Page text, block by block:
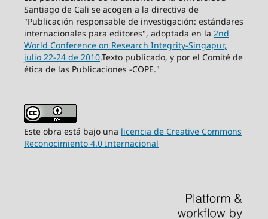
Santiago de Cali se acogen a la directiva de
"Publicación responsable de investigación: estándares
internacionales para editores", adoptada en la 2nd
World Conference on Research Integrity-Singapur,
julio 22-24 de 2010.Texto publicado, y por el Comité de
ética de las Publicaciones -COPE."
Este obra está bajo una licencia de Creative Commons
Reconocimiento 4.0 Internacional